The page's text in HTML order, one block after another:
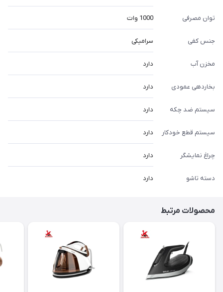
توان مصرفی 1000 وات
جنس کفی سرامیکی
مخزن آب دارد
بخاردهی عمودی دارد
سیستم ضد چکه دارد
سیستم قطع خودکار دارد
چراغ نمایشگر دارد
دسته تاشو دارد
محصولات مرتبط